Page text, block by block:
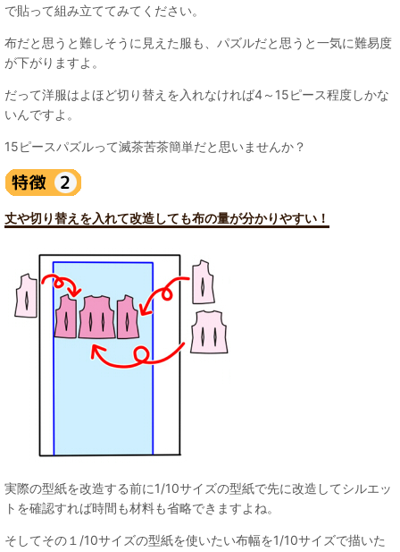
で貼って組み立ててみてください。
布だと思うと難しそうに見えた服も、パズルだと思うと一気に難易度
が下がりますよ。
だって洋服はよほど切り替えを入れなければ4～15ピース程度しかな
いんですよ。
15ピースパズルって滅茶苦茶簡単だと思いませんか？
丈や切り替えを入れて改造しても布の量が分かりやすい！
実際の型紙を改造する前に1/10サイズの型紙で先に改造してシルエッ
トを確認すれば時間も材料も省略できますよね。
そしてその１/10サイズの型紙を使いたい布幅を1/10サイズで描いた